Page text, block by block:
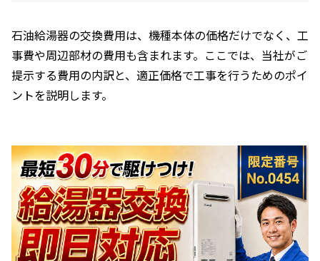
石油給湯器の交換費用は、機種本体の価格だけでなく、工
事費や周辺部材の費用も含まれます。ここでは、当社がご
提示する費用の内訳と、適正価格で工事を行うためのポイ
ントを説明します。